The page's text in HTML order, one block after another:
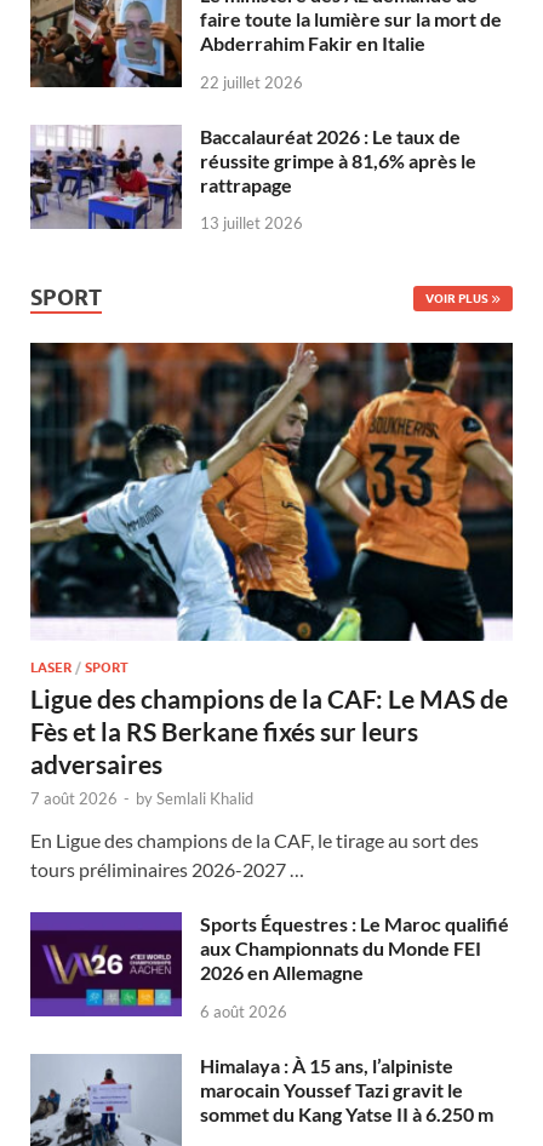
faire toute la lumière sur la mort de
Abderrahim Fakir en Italie
22 juillet 2026
Baccalauréat 2026 : Le taux de
réussite grimpe à 81,6% après le
rattrapage
13 juillet 2026
SPORT VOIR PLUS
LASER / SPORT
Ligue des champions de la CAF: Le MAS de
Fès et la RS Berkane fixés sur leurs
adversaires
7 août 2026 - bySemlali Khalid
En Ligue des champions de la CAF, le tirage au sort des
tours préliminaires 2026-2027 …
Sports Équestres : Le Maroc qualifié
aux Championnats du Monde FEI
2026 en Allemagne
6 août 2026
Himalaya : À 15 ans, l’alpiniste
marocain Youssef Tazi gravit le
sommet du Kang Yatse II à 6.250 m